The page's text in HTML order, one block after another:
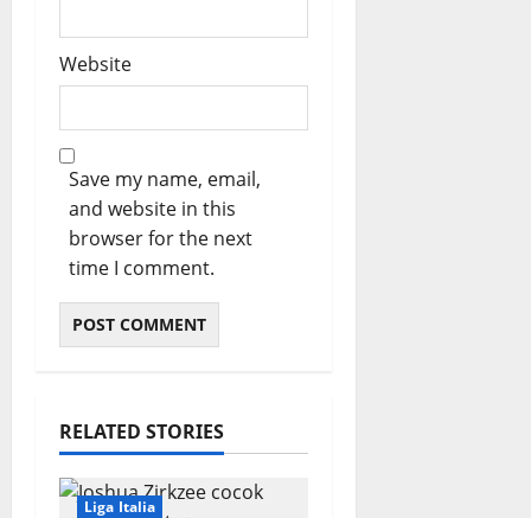
Website
Save my name, email,
and website in this
browser for the next
time I comment.
RELATED STORIES
Liga Italia